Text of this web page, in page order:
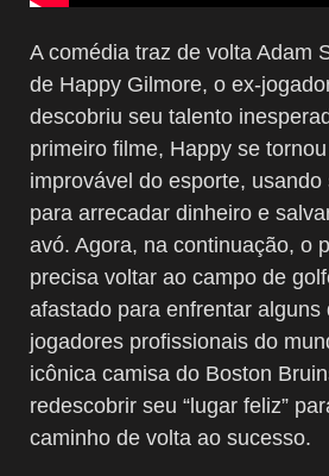
A comédia traz de volta Adam
de Happy Gilmore, o ex-
descobriu seu talento
primeiro filme, Happy se
improvável do esporte,
para arrecadar dinheiro e
avó. Agora, na continuação, o
precisa voltar ao campo de
afastado para enfrentar alguns
jogadores profissionais do
icônica camisa do Boston
redescobrir seu “lugar feliz”
caminho de volta ao sucesso.